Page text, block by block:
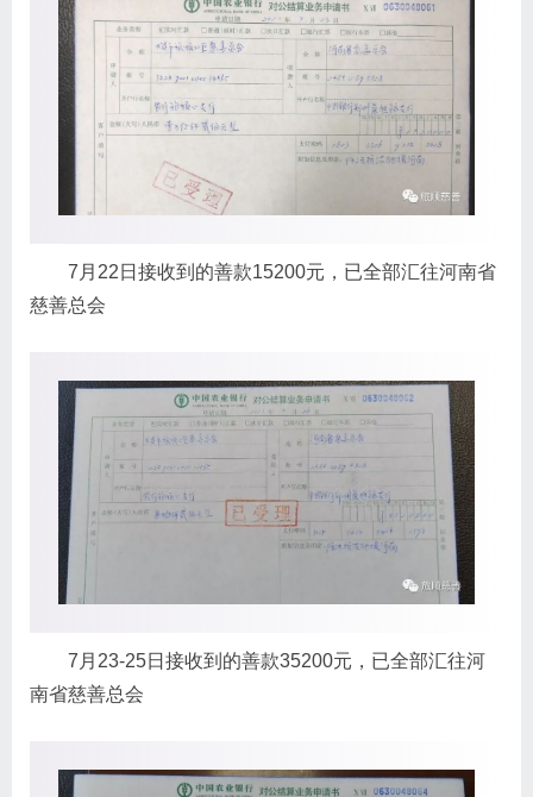
7月22日接收到的善款15200元，已全部汇往河南省
慈善总会
7月23-25日接收到的善款35200元，已全部汇往河
南省慈善总会